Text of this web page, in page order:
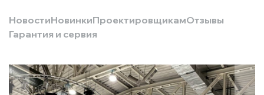
НовостиНовинкиПроектировщикамОтзывы
Гарантия и сервия